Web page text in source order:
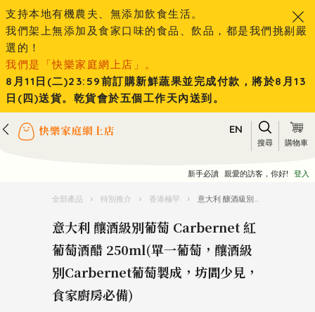
支持本地有機農夫、無添加飲食生活。
我們架上無添加及食家口味的食品、飲品，都是我們挑剔嚴
選的！
我們是「快樂家庭網上店」。
8月11日(二)23:59前訂購新鮮蔬果並完成付款，將於8月13
日(四)送貨。乾貨會於五個工作天內送到。
EN
搜尋 購物車
新手必讀 親愛的訪客，你好! 登入
全部產品 › 特別推介 › 香港極罕 › 意大利 釀酒級別葡萄 Carbernet 紅葡萄酒醋 250ml(單一葡萄，釀酒級別Carbernet葡萄製成，坊間少見，食家廚房必備)
意大利 釀酒級別葡萄 Carbernet 紅
葡萄酒醋 250ml(單一葡萄，釀酒級
別Carbernet葡萄製成，坊間少見，
食家廚房必備)